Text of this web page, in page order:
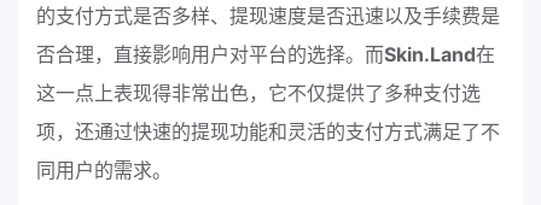
的支付方式是否多样、提现速度是否迅速以及手续费是
否合理，直接影响用户对平台的选择。而Skin.Land在
这一点上表现得非常出色，它不仅提供了多种支付选
项，还通过快速的提现功能和灵活的支付方式满足了不
同用户的需求。